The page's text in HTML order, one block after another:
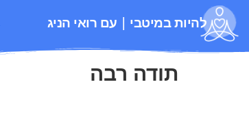
להיות במיטבי | עם רואי הניג
תודה רבה